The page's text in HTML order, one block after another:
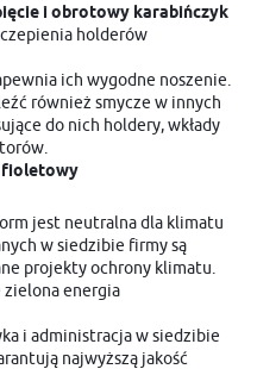
i obrotowy karabińczyk
holderów
ich wygodne noszenie.
również smycze w innych
do nich holdery, wkłady
fioletowy
jest neutralna dla klimatu
w siedzibie firmy są
projekty ochrony klimatu.
zielona energia
i administracja w siedzibie
najwyższą jakość